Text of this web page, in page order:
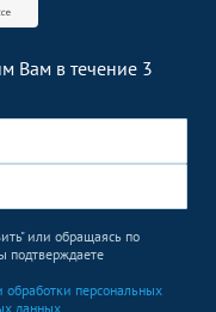
Вам в течение 3
или обращаясь по
подтверждаете
персональных
данных